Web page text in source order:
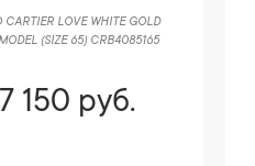
LOVE WHITE GOLD
(SIZE 65) CRB4085165
150 руб.